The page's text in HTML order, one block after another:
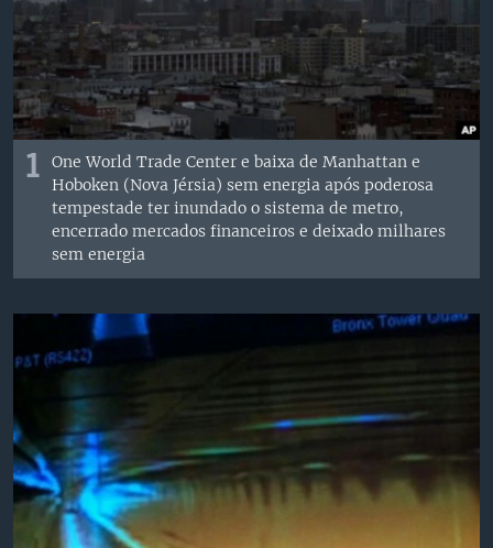
1
One World Trade Center e baixa de Manhattan e
Hoboken (Nova Jérsia) sem energia após poderosa
tempestade ter inundado o sistema de metro,
encerrado mercados financeiros e deixado milhares
sem energia